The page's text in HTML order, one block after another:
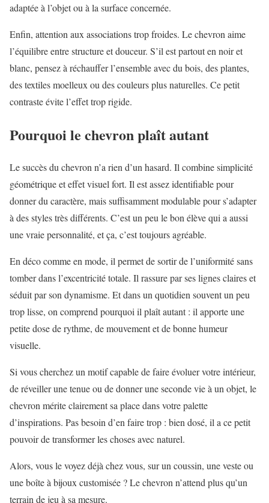
adaptée à l’objet ou à la surface concernée.
Enfin, attention aux associations trop froides. Le chevron aime
l’équilibre entre structure et douceur. S’il est partout en noir et
blanc, pensez à réchauffer l’ensemble avec du bois, des plantes,
des textiles moelleux ou des couleurs plus naturelles. Ce petit
contraste évite l’effet trop rigide.
Pourquoi le chevron plaît autant
Le succès du chevron n’a rien d’un hasard. Il combine simplicité
géométrique et effet visuel fort. Il est assez identifiable pour
donner du caractère, mais suffisamment modulable pour s’adapter
à des styles très différents. C’est un peu le bon élève qui a aussi
une vraie personnalité, et ça, c’est toujours agréable.
En déco comme en mode, il permet de sortir de l’uniformité sans
tomber dans l’excentricité totale. Il rassure par ses lignes claires et
séduit par son dynamisme. Et dans un quotidien souvent un peu
trop lisse, on comprend pourquoi il plaît autant : il apporte une
petite dose de rythme, de mouvement et de bonne humeur
visuelle.
Si vous cherchez un motif capable de faire évoluer votre intérieur,
de réveiller une tenue ou de donner une seconde vie à un objet, le
chevron mérite clairement sa place dans votre palette
d’inspirations. Pas besoin d’en faire trop : bien dosé, il a ce petit
pouvoir de transformer les choses avec naturel.
Alors, vous le voyez déjà chez vous, sur un coussin, une veste ou
une boîte à bijoux customisée ? Le chevron n’attend plus qu’un
terrain de jeu à sa mesure.